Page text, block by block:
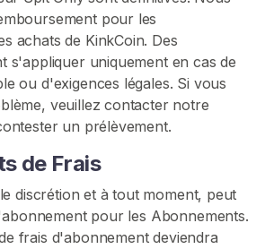
pour les
achats de KinkCoin. Des
s'appliquer uniquement en cas de
ou d'exigences légales. Si vous
veuillez contacter notre
un prélèvement.
de Frais
discrétion et à tout moment, peut
pour les Abonnements.
frais d'abonnement deviendra